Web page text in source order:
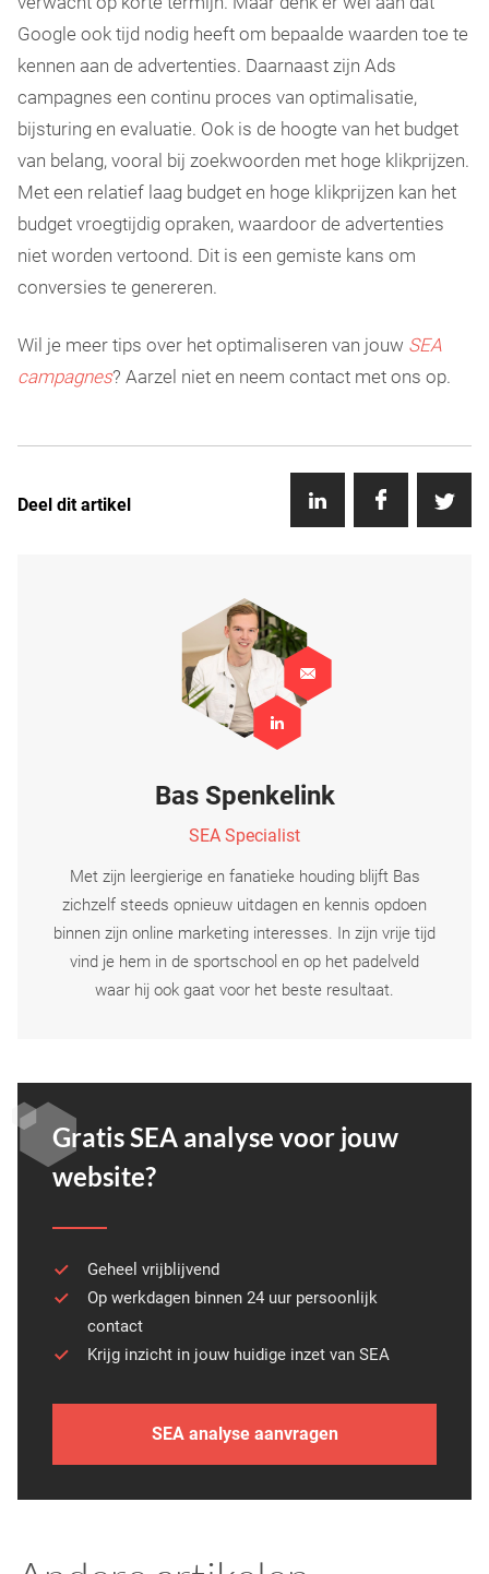
Google ook tijd nodig heeft om bepaalde waarden toe te
kennen aan de advertenties. Daarnaast zijn Ads
campagnes een continu proces van optimalisatie,
bijsturing en evaluatie. Ook is de hoogte van het budget
van belang, vooral bij zoekwoorden met hoge klikprijzen.
Met een relatief laag budget en hoge klikprijzen kan het
budget vroegtijdig opraken, waardoor de advertenties
niet worden vertoond. Dit is een gemiste kans om
conversies te genereren.
Wil je meer tips over het optimaliseren van jouw SEA
campagnes? Aarzel niet en neem contact met ons op.
Deel dit artikel
Bas Spenkelink
SEA Specialist
Met zijn leergierige en fanatieke houding blijft Bas
zichzelf steeds opnieuw uitdagen en kennis opdoen
binnen zijn online marketing interesses. In zijn vrije tijd
vind je hem in de sportschool en op het padelveld
waar hij ook gaat voor het beste resultaat.
Gratis SEA analyse voor jouw
website?
Geheel vrijblijvend
Op werkdagen binnen 24 uur persoonlijk
contact
Krijg inzicht in jouw huidige inzet van SEA
SEA analyse aanvragen